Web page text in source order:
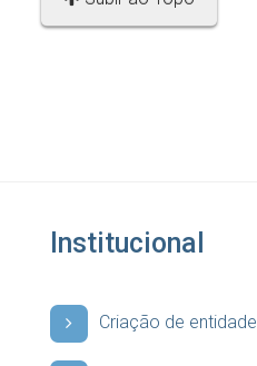
Institucional
Criação de entidade